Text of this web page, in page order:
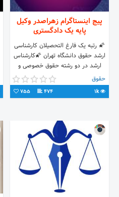
پیج اینستاگرام زهراصدر وکیل
پایه یک دادگستری
🌠 رتبه یک فارغ التحصیلان کارشناسی
ارشد حقوق دانشگاه تهران 🌠کارشناس
ارشد در دو رشته حقوق خصوصی و
حقوق نفت و گاز مدیر موسسه حقوقی
برهان قائم 🌠
حقوق
1k
474
755